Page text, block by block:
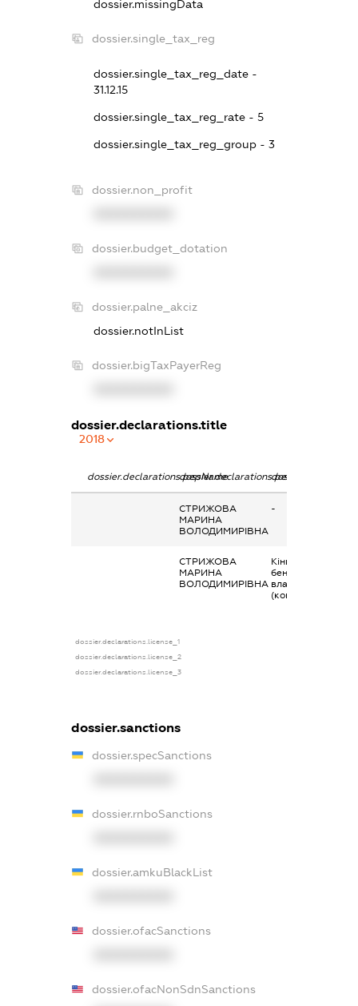
dossier.missingData
dossier.single_tax_reg
dossier.single_tax_reg_date -
31.12.15
dossier.single_tax_reg_rate - 5
dossier.single_tax_reg_group - 3
dossier.non_profit
dossier.budget_dotation
dossier.palne_akciz
dossier.notInList
dossier.bigTaxPayerReg
dossier.declarations.title
2018
dossier.declarations.pepNamedossier.declarations.personName
СТРИЖОВА
МАРИНА
ВОЛОДИМИРІВНА
-
СТРИЖОВА
МАРИНА
ВОЛОДИМИРІВНА
Кінцевий
бенефіціарний
власник
(контролер)
dossier.declarations.license_1
dossier.declarations.license_2
dossier.declarations.license_3
dossier.sanctions
dossier.specSanctions
dossier.rnboSanctions
dossier.amkuBlackList
dossier.ofacSanctions
dossier.ofacNonSdnSanctions